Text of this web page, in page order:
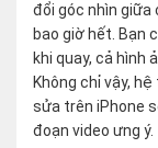
đổi góc nhìn giữa
bao giờ hết. Bạn
khi quay, cả hình
Không chỉ vậy,
sửa trên iPhone
đoạn video ưng ý.